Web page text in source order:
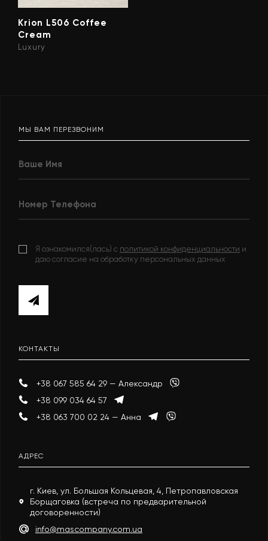
Krion L506 Coffee
Cream
Luxury
МЫ ВАМ ПЕРЕЗВОНИМ
Я ознакомился(лась) с политикой конфиденциальности и
даю согласие на обработку персональных данных
КОНТАКТЫ
+38 067 585 64 29 — Александр
+38 099 034 64 57
+38 063 700 02 24 — Анна
АДРЕС
г. Киев, ул. Большая Кольцевая, 4, Петропавловская
Борщаговка (встреча по предварительной
договоренности)
info@mascompany.com.ua